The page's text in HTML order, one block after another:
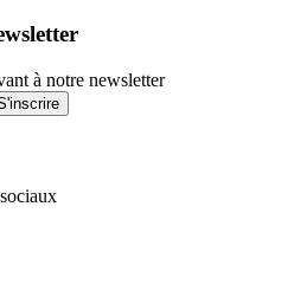
à notre newsletter